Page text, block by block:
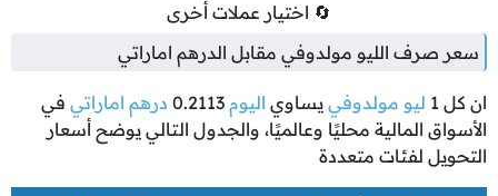
🔄 اختيار عملات أخرى
سعر صرف الليو مولدوفي مقابل الدرهم اماراتي
ان كل 1 ليو مولدوفي يساوي اليوم 0.2113 درهم اماراتي في
الأسواق المالية محليًا وعالميًا، والجدول التالي يوضح أسعار
التحويل لفئات متعددة